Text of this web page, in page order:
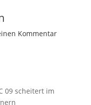
Kommentar
09 scheitert im